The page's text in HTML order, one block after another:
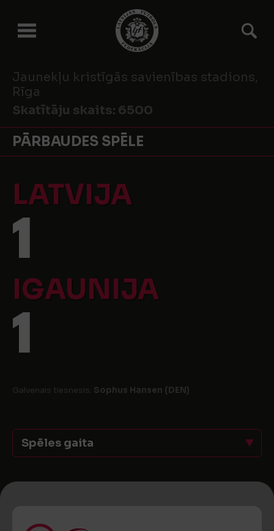
Jaunekļu kristīgās savienības stadions,
Rīga
Skatītāju skaits: 6500
PĀRBAUDES SPĒLE
LATVIJA
1
IGAUNIJA
1
Galvenais tiesnesis: Sophus Hansen (DEN)
Spēles gaita